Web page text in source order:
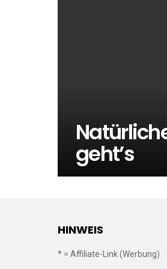
geht’s
HINWEIS
* = Affiliate-Link (Werbung)